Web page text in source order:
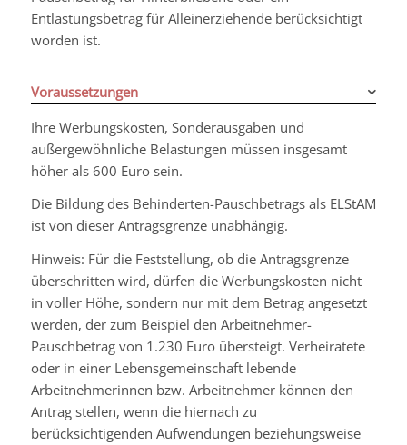
Entlastungsbetrag für Alleinerziehende berücksichtigt
worden ist.
Voraussetzungen
Ihre Werbungskosten, Sonderausgaben und
außergewöhnliche Belastungen müssen insgesamt
höher als 600 Euro sein.
Die Bildung des Behinderten-Pauschbetrags als ELStAM
ist von dieser Antragsgrenze unabhängig.
Hinweis: Für die Feststellung, ob die Antragsgrenze
überschritten wird, dürfen die Werbungskosten nicht
in voller Höhe, sondern nur mit dem Betrag angesetzt
werden, der zum Beispiel den Arbeitnehmer-
Pauschbetrag von 1.230 Euro übersteigt. Verheiratete
oder in einer Lebensgemeinschaft lebende
Arbeitnehmerinnen bzw. Arbeitnehmer können den
Antrag stellen, wenn die hiernach zu
berücksichtigenden Aufwendungen beziehungsweise